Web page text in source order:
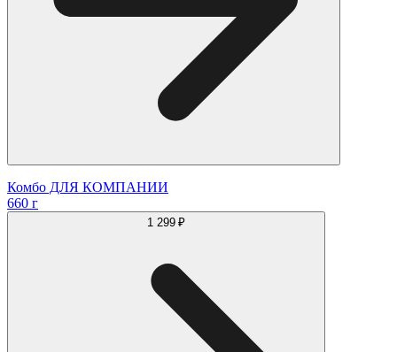
Комбо ДЛЯ КОМПАНИИ
660 г
1 299 ₽